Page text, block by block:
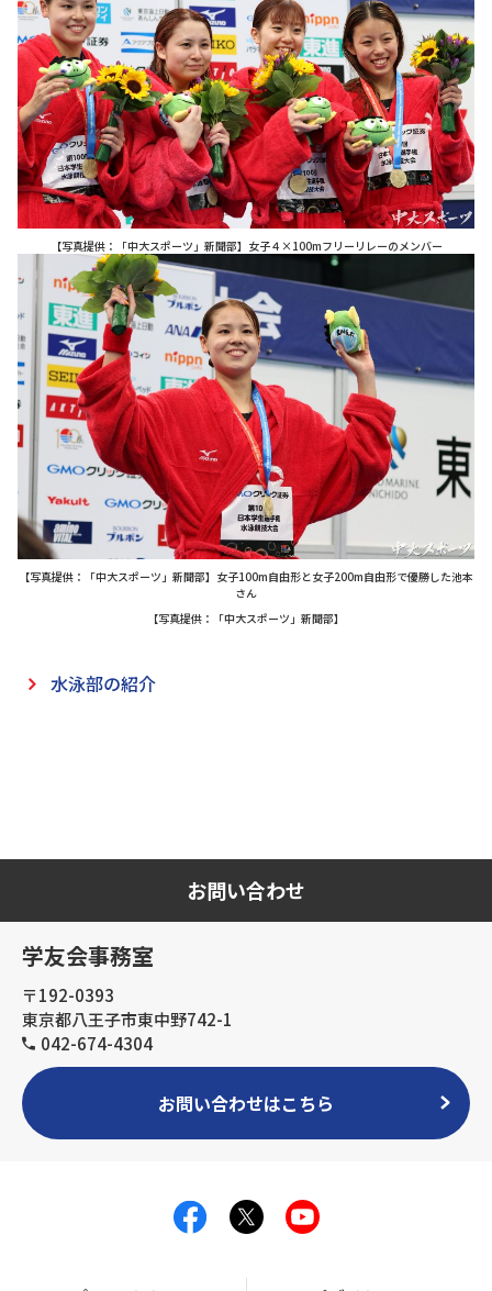
【写真提供：「中大スポーツ」新聞部】女子４×100mフリーリレーのメンバー
【写真提供：「中大スポーツ」新聞部】女子100m自由形と女子200m自由形で優勝した池本
さん
【写真提供：「中大スポーツ」新聞部】
水泳部の紹介
お問い合わせ
学友会事務室
〒192-0393
東京都八王子市東中野742-1
042-674-4304
お問い合わせはこちら